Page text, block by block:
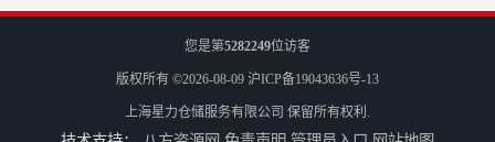
您是第5282249位访客
版权所有 ©2026-08-09 沪ICP备19043636号-13
上海星力仓储服务有限公司 保留所有权利.